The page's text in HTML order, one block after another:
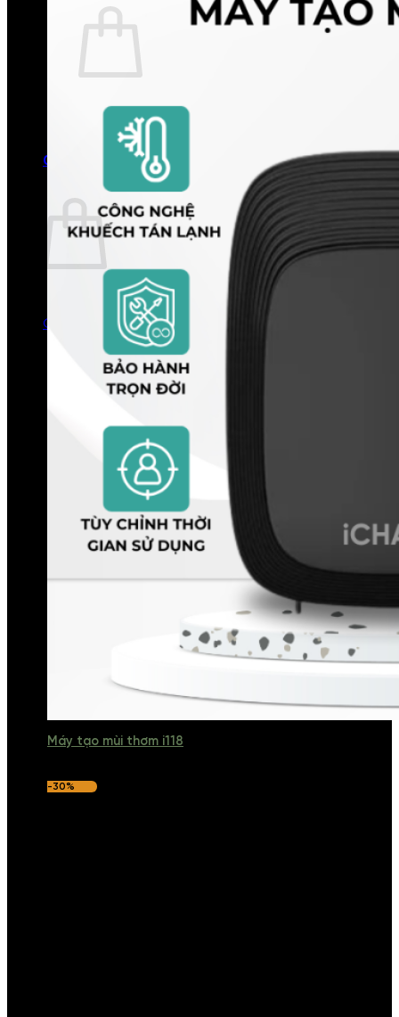
Quay trở lại cửa hàng
0
Giỏ hàng
Chưa có sản phẩm trong giỏ hàng.
Quay trở lại cửa hàng
Máy tạo mùi thơm i118
-30%